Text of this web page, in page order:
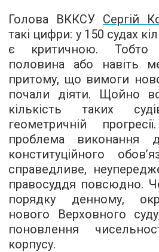
Голова ВККСУ Сергій
такі цифри: у 150 судах
є критичною. Тобто
половина або навіть
притому, що вимоги
почали діяти. Щойно
кількість таких
геометричній
проблема виконання
конституційного
справедливе,
правосуддя повсюдно.
порядку денному,
нового Верховного
поновлення
корпусу.